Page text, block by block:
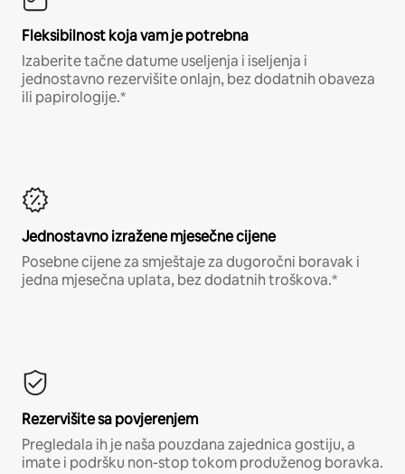
Fleksibilnost koja vam je potrebna
Izaberite tačne datume useljenja i iseljenja i
jednostavno rezervišite onlajn, bez dodatnih obaveza
ili papirologije.*
Jednostavno izražene mjesečne cijene
Posebne cijene za smještaje za dugoročni boravak i
jedna mjesečna uplata, bez dodatnih troškova.*
Rezervišite sa povjerenjem
Pregledala ih je naša pouzdana zajednica gostiju, a
imate i podršku non-stop tokom produženog boravka.